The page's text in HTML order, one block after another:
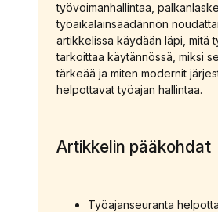
työvoimanhallintaa,
työaikalainsäädännön
artikkelissa käydään läpi, mitä
tarkoittaa käytännössä, miksi
tärkeää ja miten modernit
helpottavat työajan hallintaa.
Artikkelin pääkohdat
Työajanseuranta